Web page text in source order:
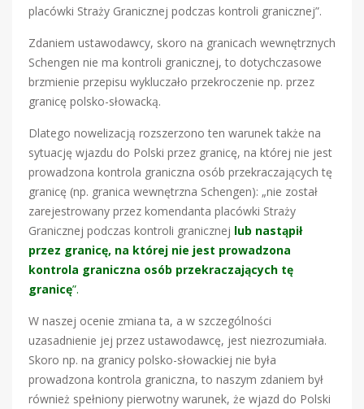
placówki Straży Granicznej podczas kontroli granicznej”.
Zdaniem ustawodawcy, skoro na granicach wewnętrznych
Schengen nie ma kontroli granicznej, to dotychczasowe
brzmienie przepisu wykluczało przekroczenie np. przez
granicę polsko-słowacką.
Dlatego nowelizacją rozszerzono ten warunek także na
sytuację wjazdu do Polski przez granicę, na której nie jest
prowadzona kontrola graniczna osób przekraczających tę
granicę (np. granica wewnętrzna Schengen): „nie został
zarejestrowany przez komendanta placówki Straży
Granicznej podczas kontroli granicznej lub nastąpił
przez granicę, na której nie jest prowadzona
kontrola graniczna osób przekraczających tę
granicę”.
W naszej ocenie zmiana ta, a w szczególności
uzasadnienie jej przez ustawodawcę, jest niezrozumiała.
Skoro np. na granicy polsko-słowackiej nie była
prowadzona kontrola graniczna, to naszym zdaniem był
również spełniony pierwotny warunek, że wjazd do Polski